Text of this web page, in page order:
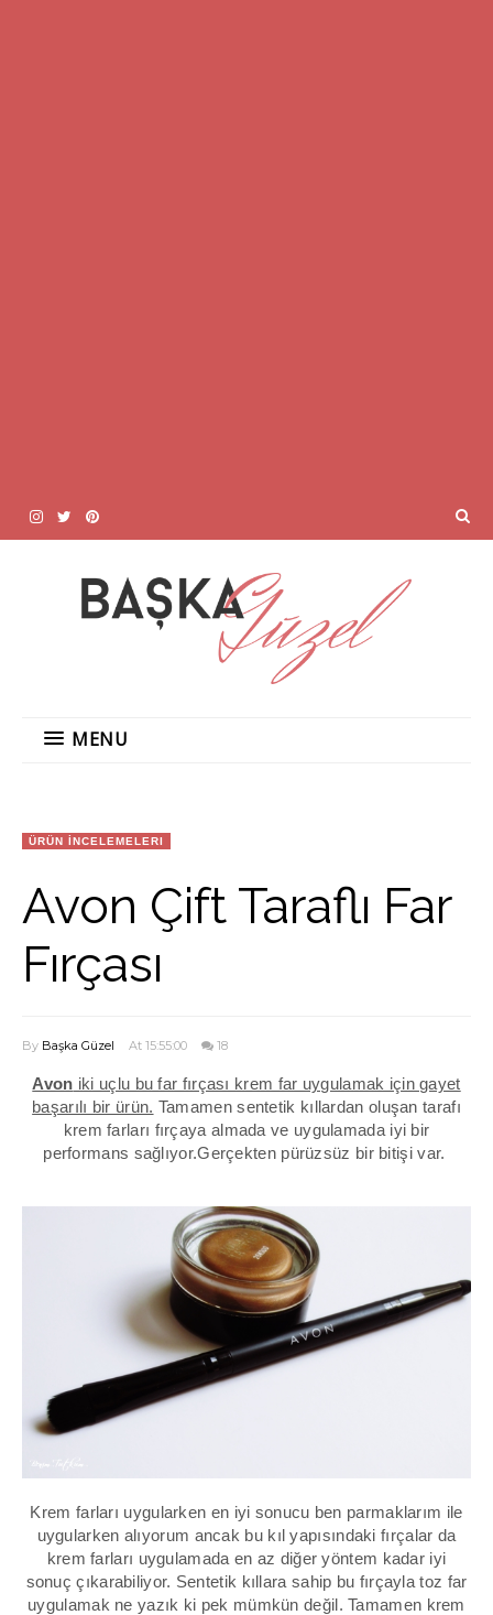
MENU
ÜRÜN İNCELEMELERI
Avon Çift Taraflı Far
Fırçası
By Başka Güzel At 15:55:00 18
Avon iki uçlu bu far fırçası krem far uygulamak için gayet
başarılı bir ürün. Tamamen sentetik kıllardan oluşan tarafı
krem farları fırçaya almada ve uygulamada iyi bir
performans sağlıyor.Gerçekten pürüzsüz bir bitişi var.
Krem farları uygularken en iyi sonucu ben parmaklarım ile
uygularken alıyorum ancak bu kıl yapısındaki fırçalar da
krem farları uygulamada en az diğer yöntem kadar iyi
sonuç çıkarabiliyor. Sentetik kıllara sahip bu fırçayla toz far
uygulamak ne yazık ki pek mümkün değil. Tamamen krem